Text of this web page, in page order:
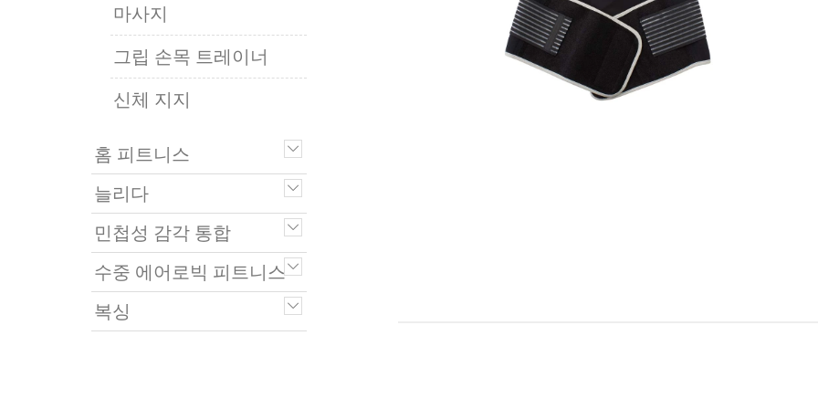
마사지
그립 손목 트레이너
신체 지지
홈 피트니스
늘리다
민첩성 감각 통합
수중 에어로빅 피트니스
복싱